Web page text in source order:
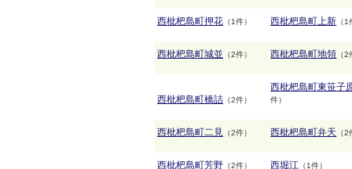
西枇杷島町押花 （1件） 西枇杷島町上新 （1
西枇杷島町城並 （2件） 西枇杷島町地領 （2
西枇杷島町橋詰 （2件）
西枇杷島町東笹子
件）
西枇杷島町二見 （2件） 西枇杷島町弁天 （2
西枇杷島町芳野 （2件） 西堀江 （1件）